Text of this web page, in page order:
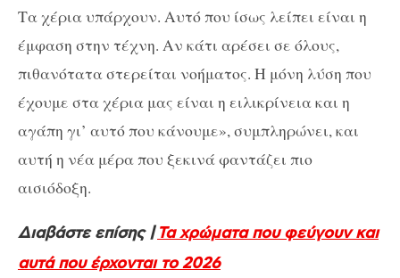
Τα χέρια υπάρχουν. Αυτό που ίσως λείπει είναι η
έμφαση στην τέχνη. Αν κάτι αρέσει σε όλους,
πιθανότατα στερείται νοήματος. Η μόνη λύση που
έχουμε στα χέρια μας είναι η ειλικρίνεια και η
αγάπη γι’ αυτό που κάνουμε», συμπληρώνει, και
αυτή η νέα μέρα που ξεκινά φαντάζει πιο
αισιόδοξη.
Διαβάστε επίσης |Τα χρώματα που φεύγουν και
αυτά που έρχονται το 2026